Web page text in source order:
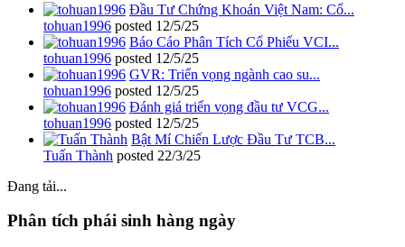
Đầu Tư Chứng Khoán Việt Nam: Cổ...
tohuan1996 posted 12/5/25
Báo Cáo Phân Tích Cổ Phiếu VCI...
tohuan1996 posted 12/5/25
GVR: Triển vọng ngành cao su...
tohuan1996 posted 12/5/25
Đánh giá triển vọng đầu tư VCG...
tohuan1996 posted 12/5/25
Bật Mí Chiến Lược Đầu Tư TCB...
Tuấn Thành posted 22/3/25
Đang tải...
Phân tích phái sinh hàng ngày